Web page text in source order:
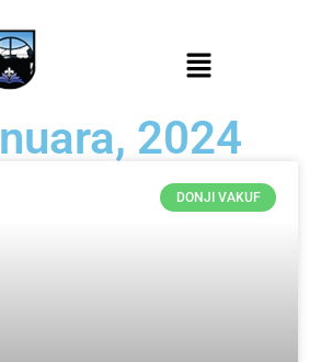
2024
DONJI VAKUF